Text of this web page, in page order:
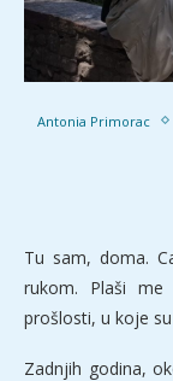
Antonia Primorac
Tu sam, doma.
rukom. Plaši
prošlosti, u koje
Zadnjih godina,